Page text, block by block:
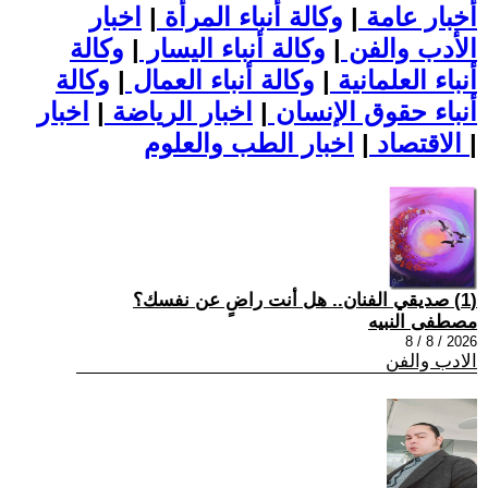
أخبار عامة | وكالة أنباء المرأة | اخبار
الأدب والفن | وكالة أنباء اليسار | وكالة
أنباء العلمانية | وكالة أنباء العمال | وكالة
أنباء حقوق الإنسان | اخبار الرياضة | اخبار
الاقتصاد | |
(1) صديقي الفنان.. هل أنت راضٍ عن نفسك؟
مصطفى النبيه
2026 / 8 / 8
الادب والفن